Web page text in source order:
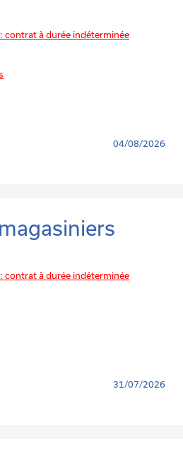
contrat à durée indéterminée
04/08/2026
contrat à durée indéterminée
31/07/2026